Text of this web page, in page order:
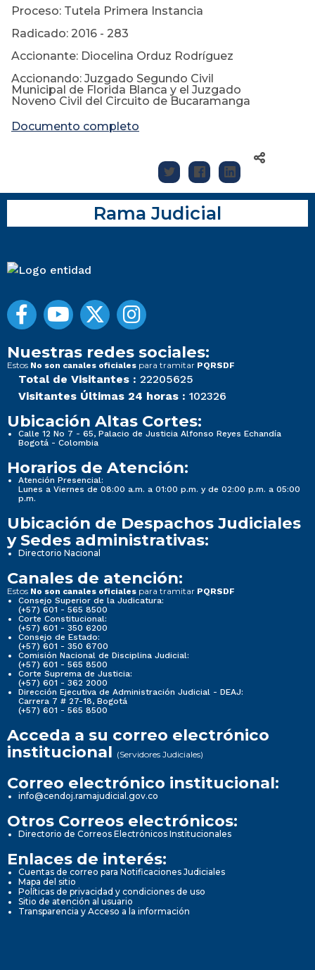
Proceso: Tutela Primera Instancia
Radicado: 2016 - 283
Accionante: Diocelina Orduz Rodríguez
Accionando: Juzgado Segundo Civil
Municipal de Florida Blanca y el Juzgado
Noveno Civil del Circuito de Bucaramanga
Documento completo
Rama Judicial
Nuestras redes sociales:
Estos No son canales oficiales para tramitar PQRSDF
Total de Visitantes : 22205625
Visitantes Últimas 24 horas : 102326
Ubicación Altas Cortes:
Calle 12 No 7 - 65, Palacio de Justicia Alfonso Reyes Echandía
Bogotá - Colombia
Horarios de Atención:
Atención Presencial:
Lunes a Viernes de 08:00 a.m. a 01:00 p.m. y de 02:00 p.m. a 05:00
p.m.
Ubicación de Despachos Judiciales
y Sedes administrativas:
Directorio Nacional
Canales de atención:
Estos No son canales oficiales para tramitar PQRSDF
Consejo Superior de la Judicatura:
(+57) 601 - 565 8500
Corte Constitucional:
(+57) 601 - 350 6200
Consejo de Estado:
(+57) 601 - 350 6700
Comisión Nacional de Disciplina Judicial:
(+57) 601 - 565 8500
Corte Suprema de Justicia:
(+57) 601 - 362 2000
Dirección Ejecutiva de Administración Judicial - DEAJ:
Carrera 7 # 27-18, Bogotá
(+57) 601 - 565 8500
Acceda a su correo electrónico
institucional (Servidores Judiciales)
Correo electrónico institucional:
info@cendoj.ramajudicial.gov.co
Otros Correos electrónicos:
Directorio de Correos Electrónicos Institucionales
Enlaces de interés:
Cuentas de correo para Notificaciones Judiciales
Mapa del sitio
Políticas de privacidad y condiciones de uso
Sitio de atención al usuario
Transparencia y Acceso a la información